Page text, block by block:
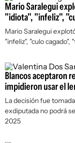
Mario Saralegui
"idiota", "infeliz",
Mario Saralegui
"infeliz", "culo cagado",
Blancos aceptaron
impidieron usar el
La decisión fue
exdiputada no podrá
2025